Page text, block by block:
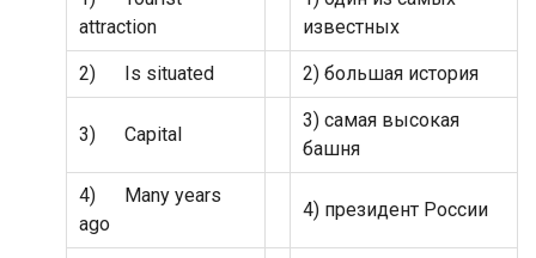
attraction
известных
2) Is situated 2) большая история
3) Capital
3) самая высокая
башня
4) Many years
ago
4) президент России